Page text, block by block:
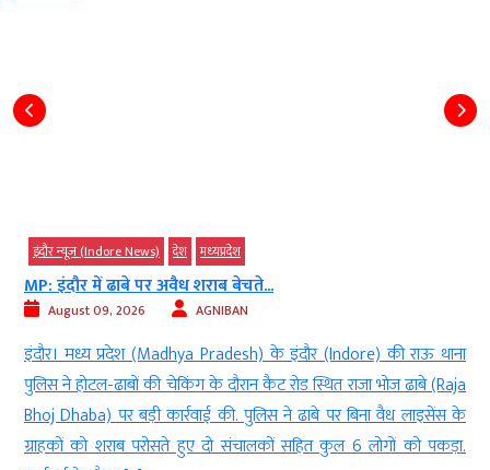
न्यूज़ (Indore News) देश मध्‍यप्रदेश
इंदौर में ढाबे पर अवैध शराब बेचते...
August 09, 2026 AGNIBAN
मध्य प्रदेश (Madhya Pradesh) के इंदौर (Indore) की राऊ थाना
ने होटल-ढाबों की चेकिंग के दौरान कैट रोड स्थित राजा भोज ढाबे (Raja
Dhaba) पर बड़ी कार्रवाई की. पुलिस ने ढाबे पर बिना वैध लाइसेंस के
को शराब परोसते हुए दो संचालकों सहित कुल 6 लोगों को पकड़ा.
इंदौर।
एक